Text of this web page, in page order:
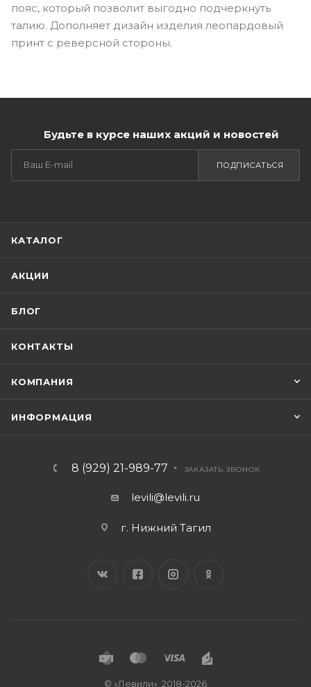
пояс, который позволит выгодно подчеркнуть
талию. Дополняет дизайн изделия леопардовый
принт с реверсной стороны.
Будьте в курсе наших акций и новостей
ПОДПИСАТЬСЯ
КАТАЛОГ
АКЦИИ
БЛОГ
КОНТАКТЫ
КОМПАНИЯ
ИНФОРМАЦИЯ
8 (929) 21-989-77 ЗАКАЗАТЬ ЗВОНОК
levili@levili.ru
г. Нижний Тагил
© «Левили», 2018-2026